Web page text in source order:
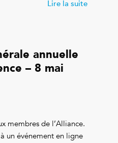
Lire la suite
annuelle
– 8 mai
membres de l’Alliance.
un événement en ligne